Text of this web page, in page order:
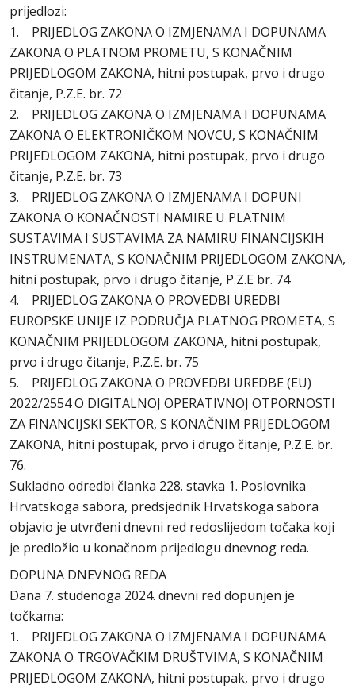
prijedlozi:
1. PRIJEDLOG ZAKONA O IZMJENAMA I DOPUNAMA
ZAKONA O PLATNOM PROMETU, S KONAČNIM
PRIJEDLOGOM ZAKONA, hitni postupak, prvo i drugo
čitanje, P.Z.E. br. 72
2. PRIJEDLOG ZAKONA O IZMJENAMA I DOPUNAMA
ZAKONA O ELEKTRONIČKOM NOVCU, S KONAČNIM
PRIJEDLOGOM ZAKONA, hitni postupak, prvo i drugo
čitanje, P.Z.E. br. 73
3. PRIJEDLOG ZAKONA O IZMJENAMA I DOPUNI
ZAKONA O KONAČNOSTI NAMIRE U PLATNIM
SUSTAVIMA I SUSTAVIMA ZA NAMIRU FINANCIJSKIH
INSTRUMENATA, S KONAČNIM PRIJEDLOGOM ZAKONA,
hitni postupak, prvo i drugo čitanje, P.Z.E br. 74
4. PRIJEDLOG ZAKONA O PROVEDBI UREDBI
EUROPSKE UNIJE IZ PODRUČJA PLATNOG PROMETA, S
KONAČNIM PRIJEDLOGOM ZAKONA, hitni postupak,
prvo i drugo čitanje, P.Z.E. br. 75
5. PRIJEDLOG ZAKONA O PROVEDBI UREDBE (EU)
2022/2554 O DIGITALNOJ OPERATIVNOJ OTPORNOSTI
ZA FINANCIJSKI SEKTOR, S KONAČNIM PRIJEDLOGOM
ZAKONA, hitni postupak, prvo i drugo čitanje, P.Z.E. br.
76.
Sukladno odredbi članka 228. stavka 1. Poslovnika
Hrvatskoga sabora, predsjednik Hrvatskoga sabora
objavio je utvrđeni dnevni red redoslijedom točaka koji
je predložio u konačnom prijedlogu dnevnog reda.
DOPUNA DNEVNOG REDA
Dana 7. studenoga 2024. dnevni red dopunjen je
točkama:
1. PRIJEDLOG ZAKONA O IZMJENAMA I DOPUNAMA
ZAKONA O TRGOVAČKIM DRUŠTVIMA, S KONAČNIM
PRIJEDLOGOM ZAKONA, hitni postupak, prvo i drugo